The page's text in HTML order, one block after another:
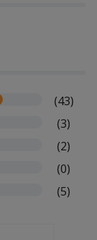
(43)
(3)
(2)
(0)
(5)